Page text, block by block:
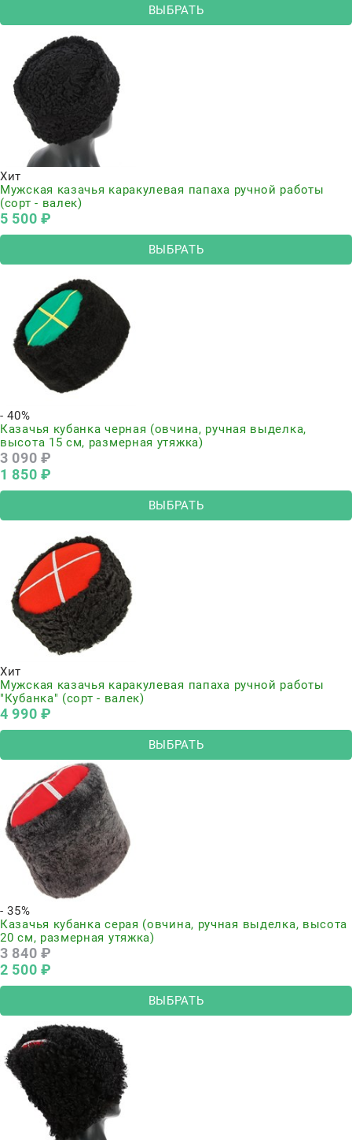
ВЫБРАТЬ
Хит
Мужская казачья каракулевая папаха ручной работы
(сорт - валек)
5 500 ₽
ВЫБРАТЬ
- 40%
Казачья кубанка черная (овчина, ручная выделка,
высота 15 см, размерная утяжка)
3 090 ₽
1 850 ₽
ВЫБРАТЬ
Хит
Мужская казачья каракулевая папаха ручной работы
"Кубанка" (сорт - валек)
4 990 ₽
ВЫБРАТЬ
- 35%
Казачья кубанка серая (овчина, ручная выделка, высота
20 см, размерная утяжка)
3 840 ₽
2 500 ₽
ВЫБРАТЬ